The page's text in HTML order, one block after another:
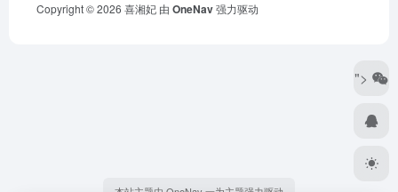
Copyright © 2026 喜湘妃 由 OneNav强力驱动
">